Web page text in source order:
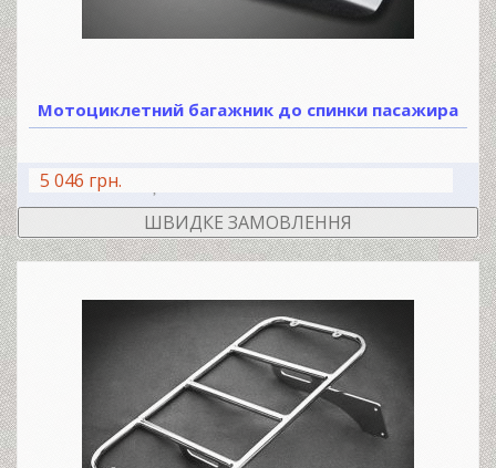
Мотоциклетний багажник до спинки пасажира
5 046 грн.
ШВИДКЕ ЗАМОВЛЕННЯ